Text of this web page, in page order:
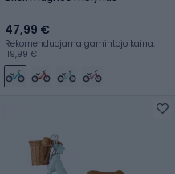
47,99 €
Rekomenduojama gamintojo kaina:
119,99 €